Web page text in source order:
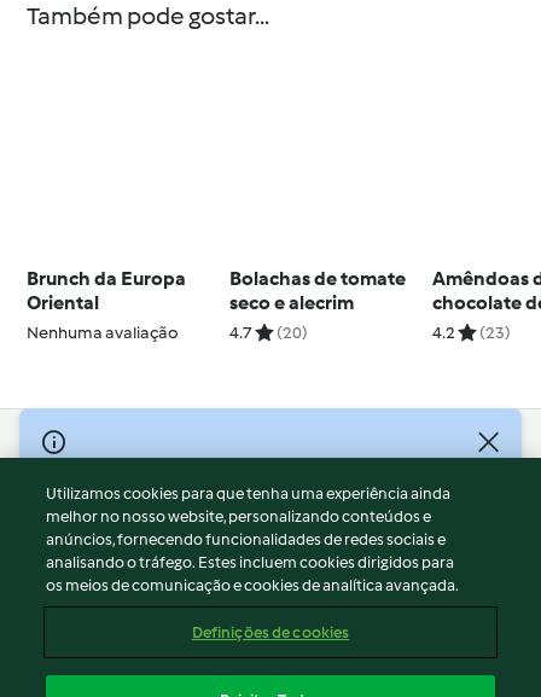
Também pode gostar...
Brunch da Europa
Oriental
Nenhuma avaliação
Bolachas de tomate
seco e alecrim
4.7 (20)
Amêndoas
chocolate
café
4.2 (23)
© Copyright 2026
Termos de Utilização
Aviso sobre Proteção de Dados
Aviso
Apoio legal
Conteúdo do relatório
Utilizamos cookies para que tenha uma experiência ainda
melhor no nosso website, personalizando conteúdos e
anúncios, fornecendo funcionalidades de redes sociais e
analisando o tráfego. Estes incluem cookies dirigidos para
os meios de comunicação e cookies de analítica avançada.
Definições de cookies